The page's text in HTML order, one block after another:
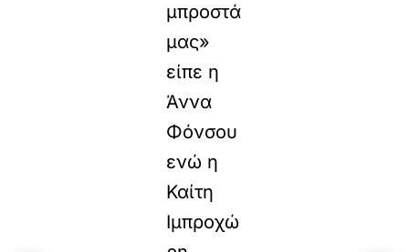
μπροστά
μας»
είπε η
Άννα
Φόνσου
ενώ η
Καίτη
Ιμπροχώ